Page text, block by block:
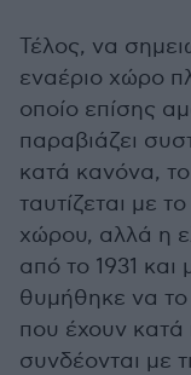
Τέλος, να
εναέριο χώρο
οποίο επίσης
παραβιάζει
κατά κανόνα,
ταυτίζεται με
χώρου, αλλά η
από το 1931 και
θυμήθηκε να
που έχουν κατά
συνδέονται με